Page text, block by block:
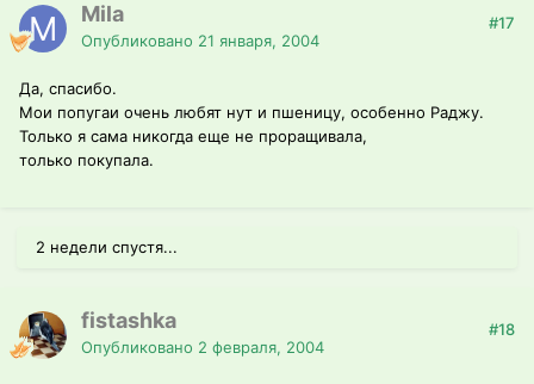
Mila
Опубликовано 21 января, 2004
#17
Да, спасибо.
Мои попугаи очень любят нут и пшеницу, особенно Раджу.
Только я сама никогда еще не проращивала,
только покупала.
2 недели спустя...
fistashka
Опубликовано 2 февраля, 2004
#18